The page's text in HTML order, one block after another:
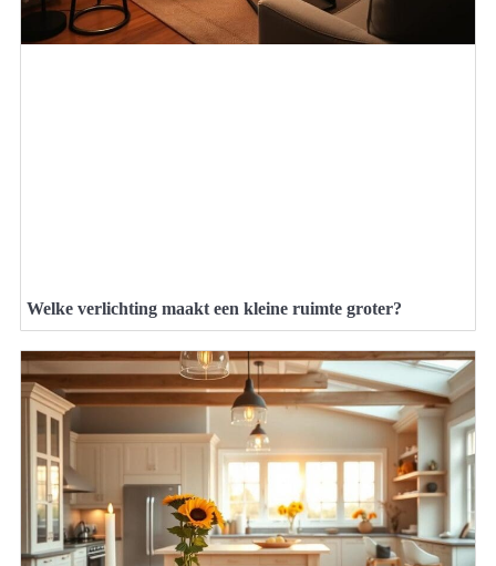
Welke verlichting maakt een kleine ruimte groter?